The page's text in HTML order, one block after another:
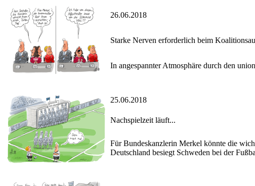
26.06.2018
Starke Nerven erforderlich beim
In angespannter Atmosphäre durch den
25.06.2018
Nachspielzeit läuft...
Für Bundeskanzlerin Merkel könnte die
Deutschland besiegt Schweden bei der